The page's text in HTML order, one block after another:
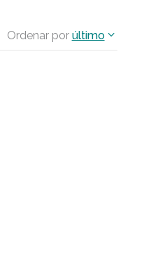
Ordenar por último